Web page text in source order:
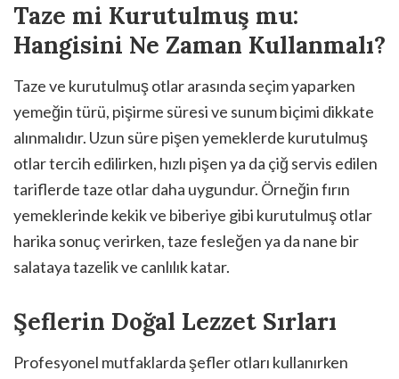
Taze mi Kurutulmuş mu:
Hangisini Ne Zaman Kullanmalı?
Taze ve kurutulmuş otlar arasında seçim yaparken
yemeğin türü, pişirme süresi ve sunum biçimi dikkate
alınmalıdır. Uzun süre pişen yemeklerde kurutulmuş
otlar tercih edilirken, hızlı pişen ya da çiğ servis edilen
tariflerde taze otlar daha uygundur. Örneğin fırın
yemeklerinde kekik ve biberiye gibi kurutulmuş otlar
harika sonuç verirken, taze fesleğen ya da nane bir
salataya tazelik ve canlılık katar.
Şeflerin Doğal Lezzet Sırları
Profesyonel mutfaklarda şefler otları kullanırken